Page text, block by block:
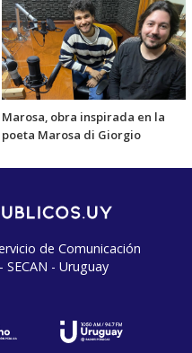
Marosa, obra inspirada en la
poeta Marosa di Giorgio
de Comunicación
- Uruguay